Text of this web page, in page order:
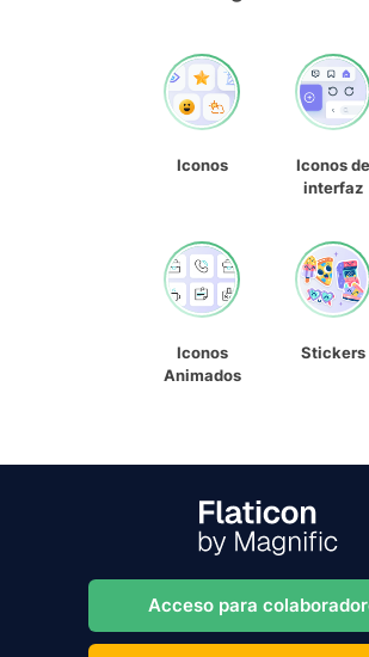
Iconos
Iconos de
interfaz
Iconos
Animados
Stickers
Acceso para